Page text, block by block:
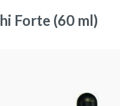
Forte (60 ml)